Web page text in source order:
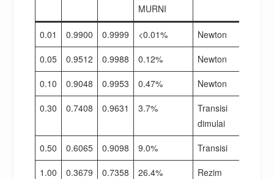
MURNI
0.01 0.9900 0.9999 <0.01%
Newton
0.05
0.9512 0.9988 0.12%
Newton
0.10
0.9048 0.9953 0.47%
Newton
0.30
0.7408 0.9631 3.7%
Transisi
dimulai
0.50
0.6065 0.9098 9.0%
Transisi
1.00
0.3679 0.7358 26.4%
Rezim